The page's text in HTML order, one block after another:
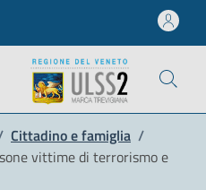
Cittadino e famiglia /
vittime di terrorismo e